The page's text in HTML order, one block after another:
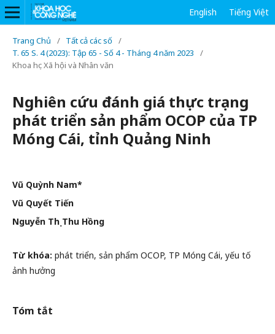
Tiếng Việt
English
Trang Chủ / Tất cả các số /
T. 65 S. 4 (2023): Tập 65 - Số 4 - Tháng 4 năm 2023
/
Khoa học Xã hội và Nhân văn
Nghiên cứu đánh giá thực trạng
phát triển sản phẩm OCOP của TP
Móng Cái, tỉnh Quảng Ninh
Vũ Quỳnh Nam*
Vũ Quyết Tiến
Nguyễn Thị Thu Hồng
Từ khóa: phát triển, sản phẩm OCOP, TP Móng Cái, yếu tố
ảnh hưởng
Tóm tắt